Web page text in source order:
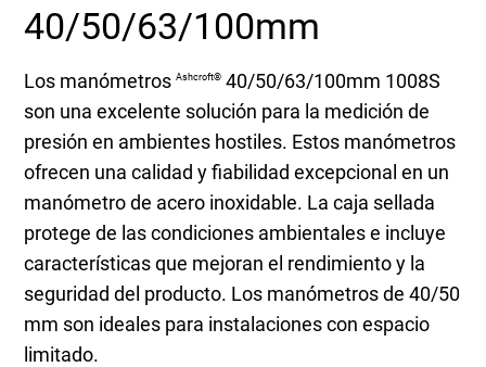
40/50/63/100mm
Los manómetrosAshcroft® 40/50/63/100mm 1008S
son una excelente solución para la medición de
presión en ambientes hostiles. Estos manómetros
ofrecen una calidad y fiabilidad excepcional en un
manómetro de acero inoxidable. La caja sellada
protege de las condiciones ambientales e incluye
características que mejoran el rendimiento y la
seguridad del producto. Los manómetros de 40/50
mm son ideales para instalaciones con espacio
limitado.